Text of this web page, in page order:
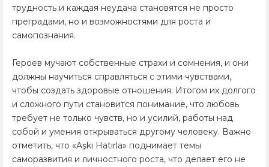
трудность и каждая неудача становятся не просто
преградами, но и возможностями для роста и
самопознания.
Героев мучают собственные страхи и сомнения, и они
должны научиться справляться с этими чувствами,
чтобы создать здоровые отношения. Итогом их долгого
и сложного пути становится понимание, что любовь
требует не только чувств, но и усилий, работы над
собой и умения открываться другому человеку. Важно
отметить, что «Aşkı Hatırla» поднимает темы
саморазвития и личностного роста, что делает его не